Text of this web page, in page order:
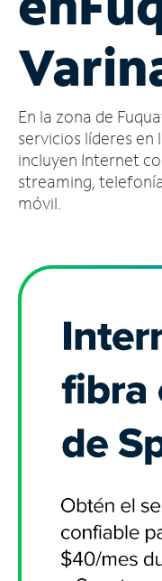
cuenta
Encuentra
tienda
En la zona de
servicios líderes en
incluyen Internet
streaming,
móvil.